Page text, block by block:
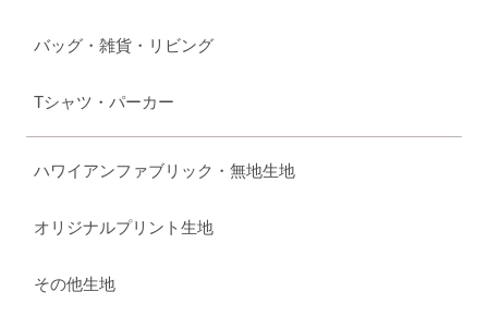
バッグ・雑貨・リビング
Tシャツ・パーカー
ハワイアンファブリック・無地生地
オリジナルプリント生地
その他生地